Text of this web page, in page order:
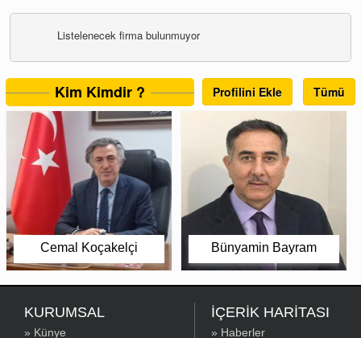
Listelenecek firma bulunmuyor
Kim Kimdir ? Profilini Ekle Tümü
Cemal Koçakelçi Bünyamin Bayram
KURUMSAL
» Künye
İÇERİK HARİTASI
» Haberler